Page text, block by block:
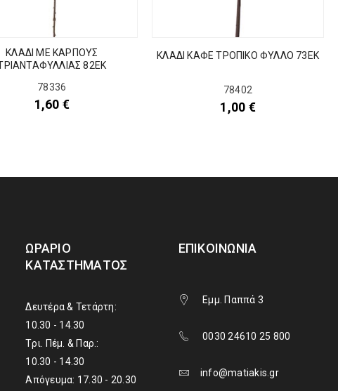
ΚΛΑΔΙ ΜΕ ΚΑΡΠΟΥΣ
82EK
78336
1,60 €
ΚΛΑΔΙ ΚΑΦΕ ΤΡΟΠΙΚΟ ΦΥΛΛΟ 73ΕΚ
78402
1,00 €
ΩΡΆΡΙΟ
ΚΑΤΑΣΤΉΜΑΤΟΣ
Δευτέρα & Τετάρτη:
10.30 - 14.30
Τρι. Πέμ. & Παρ.:
10.30 - 14.30
Απόγευμα: 17.30 - 20.30
ΕΠΙΚΟΙΝΩΝΊΑ
Εμμ. Παππά 3
0030 24610 25 800
info@matiakis.gr